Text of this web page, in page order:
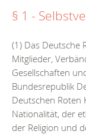
§ 1 -
(1) Das Deutsche
Mitglieder,
Gesellschaften
Bundesrepublik
Deutschen Roten
Nationalität, der
der Religion und